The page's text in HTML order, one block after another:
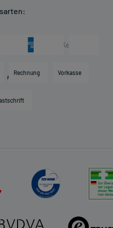
Rechnung Vorkasse